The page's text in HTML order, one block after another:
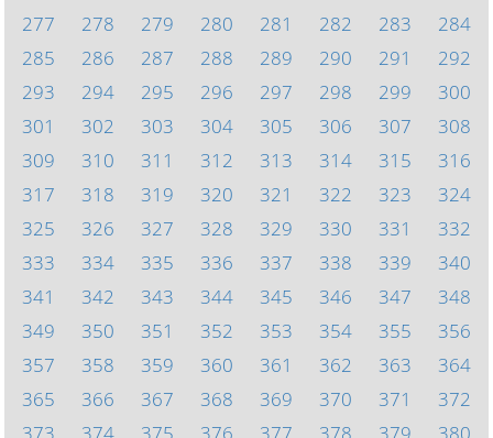
277
278 279 280 281 282 283
284
285
286 287 288 289 290 291
292
293
294 295 296 297 298 299
300
301
302 303 304 305 306 307
308
309
310 311 312 313 314 315
316
317
318 319 320 321 322 323
324
325
326 327 328 329 330 331
332
333
334 335 336 337 338 339
340
341
342 343 344 345 346 347
348
349
350 351 352 353 354 355
356
357
358 359 360 361 362 363
364
365
366 367 368 369 370 371
372